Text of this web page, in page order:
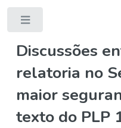
Discussões
relatoria no
maior
texto do PLP